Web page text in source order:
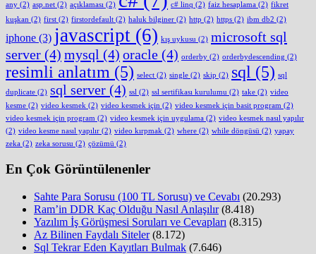
any (2) asp.net (2) açıklaması (2) c# linq (2) faiz hesaplama (2) fikret
kuşkan (2) first (2) firstordefault (2) haluk bilginer (2) http (2) https (2) ibm db2 (2)
iphone (3) javascript (6) kış uykusu (2) microsoft sql
server (4) mysql (4) oracle (4) orderby (2) orderbydescending (2)
resimli anlatım (5) select (2) single (2) skip (2) sql (5) sql
duplicate (2) sql server (4) ssl (2) ssl sertifikası kurulumu (2) take (2) video
kesme (2) video kesmek (2) video kesmek için (2) video kesmek için basit program (2)
video kesmek için program (2) video kesmek için uygulama (2) video kesmek nasıl yapılır
(2) video kesme nasıl yapılır (2) video kırpmak (2) where (2) while döngüsü (2) yapay
zeka (2) zeka sorusu (2) çözümü (2)
En Çok Görüntülenenler
Sahte Para Sorusu (100 TL Sorusu) ve Cevabı (20.293)
Ram’in DDR Kaç Olduğu Nasıl Anlaşılır (8.418)
Yazılım İş Görüşmesi Soruları ve Cevapları (8.315)
Az Bilinen Faydalı Siteler (8.172)
Sql Tekrar Eden Kayıtları Bulmak (7.646)